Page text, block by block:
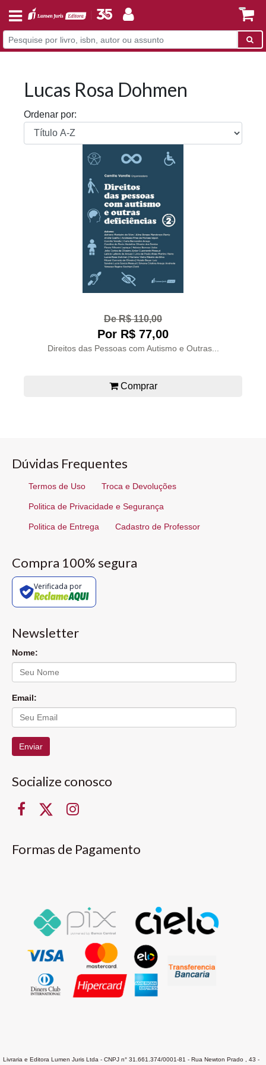
Lucas Rosa Dohmen
Ordenar por:
De R$ 110,00
Por R$ 77,00
Direitos das Pessoas com Autismo e Outras...
Comprar
Dúvidas Frequentes
Termos de Uso Troca e Devoluções
Politica de Privacidade e Segurança
Politica de Entrega Cadastro de Professor
Compra 100% segura
Verificada por
Newsletter
Nome:
Email:
Enviar
Socialize conosco
Formas de Pagamento
Livraria e Editora Lumen Juris Ltda - CNPJ n° 31.661.374/0001-81 - Rua Newton Prado , 43 -